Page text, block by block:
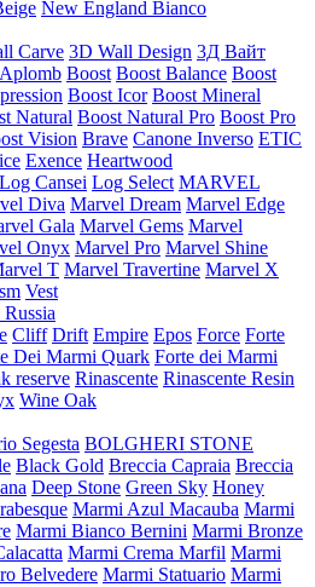
New England Bianco
Carve 3D Wall Design 3Д Вайт
Aplomb Boost Boost Balance Boost
Boost Icor Boost Mineral
Natural Boost Natural Pro Boost Pro
Vision Brave Canone Inverso ETIC
Exence Heartwood
Log Cansei Log Select MARVEL
Diva Marvel Dream Marvel Edge
Gala Marvel Gems Marvel
Onyx Marvel Pro Marvel Shine
T Marvel Travertine Marvel X
Vest
Cliff Drift Empire Epos Force Forte
Dei Marmi Quark Forte dei Marmi
reserve Rinascente Rinascente Resin
Wine Oak
Segesta BOLGHERI STONE
Black Gold Breccia Capraia Breccia
Deep Stone Green Sky Honey
Marmi Azul Macauba Marmi
Marmi Bianco Bernini Marmi Bronze
Marmi Crema Marfil Marmi
Belvedere Marmi Statuario Marmi